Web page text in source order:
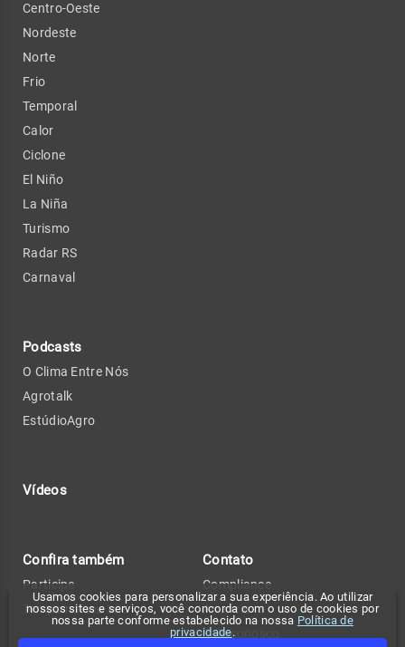
Usamos cookies para personalizar a sua experiência. Ao utilizar
nossos sites e serviços, você concorda com o uso de cookies por
nossa parte conforme estabelecido na nossa Política de
privacidade.
Centro-Oeste
Nordeste
Norte
Frio
Temporal
Calor
Ciclone
El Niño
La Niña
Turismo
Radar RS
Carnaval
Podcasts
O Clima Entre Nós
Agrotalk
EstúdioAgro
Vídeos
Confira também
Participe
Tempo no seu site
Contato
Compliance
Anuncie
Fale conosco